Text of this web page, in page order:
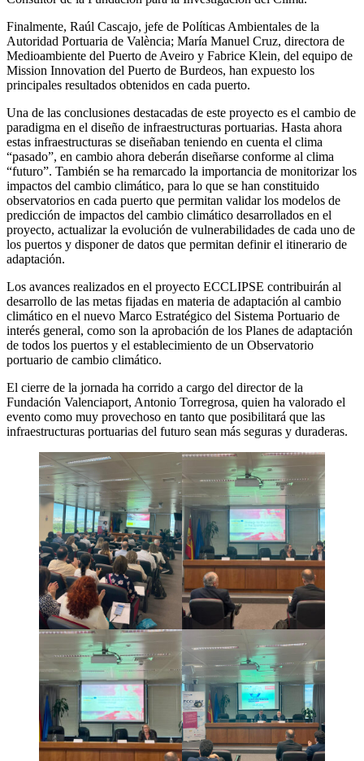
Finalmente, Raúl Cascajo, jefe de Políticas Ambientales de la
Autoridad Portuaria de València; María Manuel Cruz, directora de
Medioambiente del Puerto de Aveiro y Fabrice Klein, del equipo de
Mission Innovation del Puerto de Burdeos, han expuesto los
principales resultados obtenidos en cada puerto.
Una de las conclusiones destacadas de este proyecto es el cambio de
paradigma en el diseño de infraestructuras portuarias. Hasta ahora
estas infraestructuras se diseñaban teniendo en cuenta el clima
“pasado”, en cambio ahora deberán diseñarse conforme al clima
“futuro”. También se ha remarcado la importancia de monitorizar los
impactos del cambio climático, para lo que se han constituido
observatorios en cada puerto que permitan validar los modelos de
predicción de impactos del cambio climático desarrollados en el
proyecto, actualizar la evolución de vulnerabilidades de cada uno de
los puertos y disponer de datos que permitan definir el itinerario de
adaptación.
Los avances realizados en el proyecto ECCLIPSE contribuirán al
desarrollo de las metas fijadas en materia de adaptación al cambio
climático en el nuevo Marco Estratégico del Sistema Portuario de
interés general, como son la aprobación de los Planes de adaptación
de todos los puertos y el establecimiento de un Observatorio
portuario de cambio climático.
El cierre de la jornada ha corrido a cargo del director de la
Fundación Valenciaport, Antonio Torregrosa, quien ha valorado el
evento como muy provechoso en tanto que posibilitará que las
infraestructuras portuarias del futuro sean más seguras y duraderas.